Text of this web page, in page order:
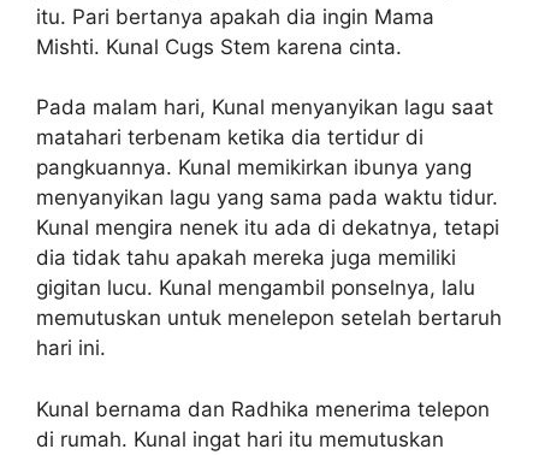
itu. Pari bertanya apakah dia ingin Mama
Mishti. Kunal Cugs Stem karena cinta.
Pada malam hari, Kunal menyanyikan lagu saat
matahari terbenam ketika dia tertidur di
pangkuannya. Kunal memikirkan ibunya yang
menyanyikan lagu yang sama pada waktu tidur.
Kunal mengira nenek itu ada di dekatnya, tetapi
dia tidak tahu apakah mereka juga memiliki
gigitan lucu. Kunal mengambil ponselnya, lalu
memutuskan untuk menelepon setelah bertaruh
hari ini.
Kunal bernama dan Radhika menerima telepon
di rumah. Kunal ingat hari itu memutuskan